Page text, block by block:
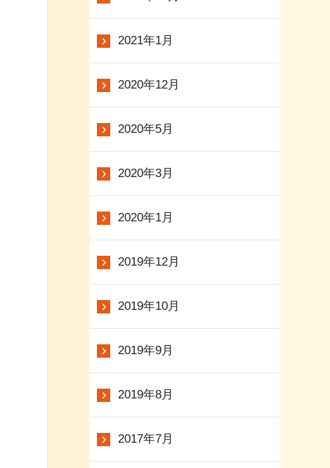
2021年1月
2020年12月
2020年5月
2020年3月
2020年1月
2019年12月
2019年10月
2019年9月
2019年8月
2017年7月